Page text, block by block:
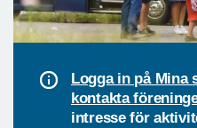
Logga in på Mina
kontakta
intresse för